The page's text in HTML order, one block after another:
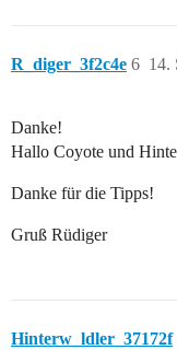
R_diger_3f2c4e 14.
6
Danke!
Hallo Coyote und
Danke für die Tipps!
Gruß Rüdiger
Hinterw_ldler_37172f